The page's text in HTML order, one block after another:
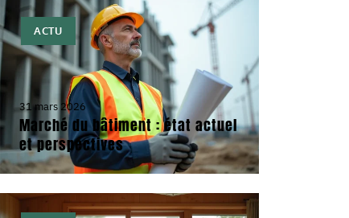
ACTU
31 mars 2026
Marché du bâtiment : état actuel
et perspectives